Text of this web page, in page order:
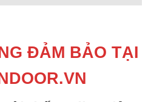
ĐẢM BẢO TẠI